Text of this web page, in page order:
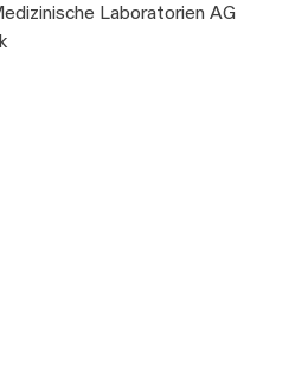
Laboratorien AG